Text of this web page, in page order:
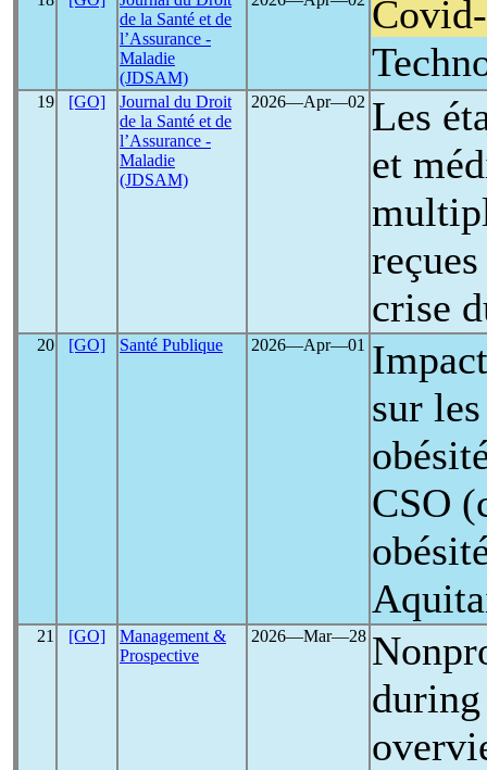
de la Santé et de
l’Assurance -
Maladie
(JDSAM)
19 [GO]
Journal du Droit
de la Santé et de
l’Assurance -
Maladie
(JDSAM)
2026―Apr―02 Les
et
crise
20 [GO] Santé Publique 2026―Apr―01
sur
CSO
21 [GO]
Management &
Prospective
2026―Mar―28